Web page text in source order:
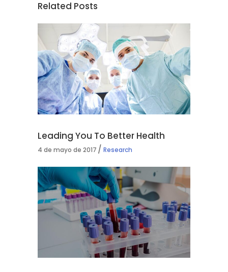
Related Posts
Leading You To Better Health
4 de mayo de 2017 Research